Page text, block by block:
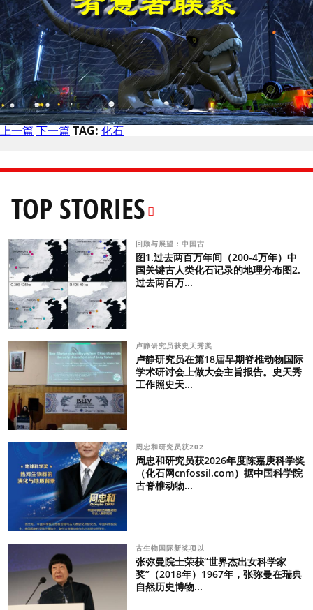
上一篇 下一篇 TAG: 化石
TOP STORIES
回顾与展望：中国古
图1.过去两百万年间（200-4万年）中
国关键古人类化石记录的地理分布图2.
过去两百万...
卢静研究员获史天秀奖
卢静研究员在第18届早期脊椎动物国际
学术研讨会上做大会主旨报告。史天秀
工作照史天...
周忠和研究员获202
周忠和研究员获2026年度陈嘉庚科学奖
（化石网cnfossil.com）据中国科学院
古脊椎动物...
古生物国际新奖项以
张弥曼院士荣获“世界杰出女科学家
奖”（2018年）1967年，张弥曼在瑞典
自然历史博物...